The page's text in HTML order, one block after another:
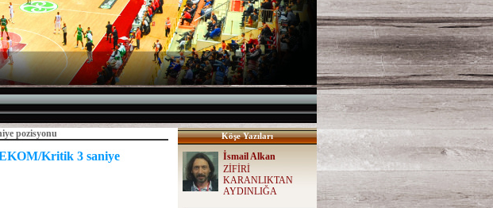
pozisyonu
Kritik 3 saniye
Köşe Yazıları
İsmail Alkan
ZİFİRİ
KARANLIKTAN
AYDINLIĞA